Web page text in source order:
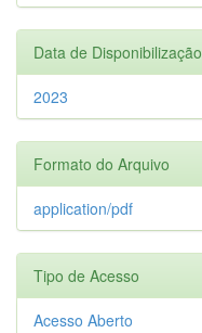
Data de Disponibilização
2023
Formato do Arquivo
application/pdf
Tipo de Acesso
Acesso Aberto